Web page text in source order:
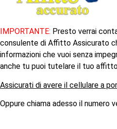
IMPORTANTE: Presto verrai
consulente di Affitto Assicurato
informazioni che vuoi senza
anche tu puoi tutelare il tuo
Assicurati di avere il cellulare a
Oppure chiama adesso il numero